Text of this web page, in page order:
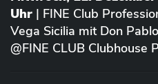
Uhr | FINE Club
Vega Sicilia mit Don
@FINE CLUB Clubhouse